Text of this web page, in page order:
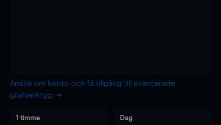
Ansök om konto och få tillgång till avancerade
grafverktyg
1 timme Dag